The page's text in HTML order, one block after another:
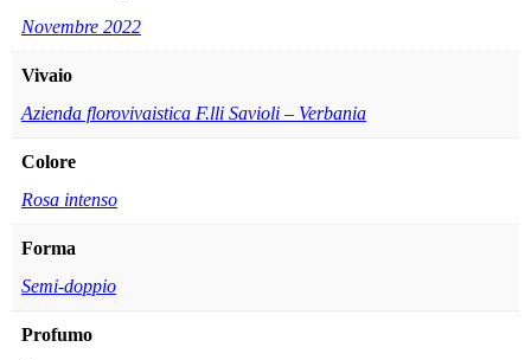
Novembre 2022
Vivaio
Azienda florovivaistica F.lli Savioli – Verbania
Colore
Rosa intenso
Forma
Semi-doppio
Profumo